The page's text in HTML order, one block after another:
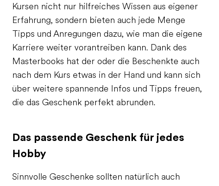
Kursen nicht nur hilfreiches Wissen aus eigener
Erfahrung, sondern bieten auch jede Menge
Tipps und Anregungen dazu, wie man die eigene
Karriere weiter vorantreiben kann. Dank des
Masterbooks hat der oder die Beschenkte auch
nach dem Kurs etwas in der Hand und kann sich
über weitere spannende Infos und Tipps freuen,
die das Geschenk perfekt abrunden.
Das passende Geschenk für jedes
Hobby
Sinnvolle Geschenke sollten natürlich auch